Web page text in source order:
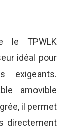
le TPWLK
idéal pour
exigeants.
amovible
il permet
directement